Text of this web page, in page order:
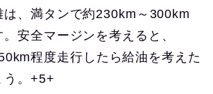
は、満タンで約230km～300km
安全マージンを考えると、
程度走行したら給油を考えた
う。+5+